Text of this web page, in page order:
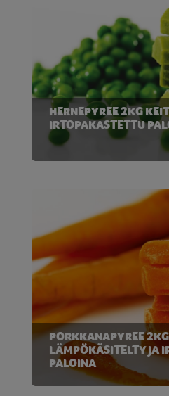
HERNEPYREE 2KG
IRTOPAKASTETTU
PORKKANAPYREE
LÄMPÖKÄSITELTY JA
PALOINA